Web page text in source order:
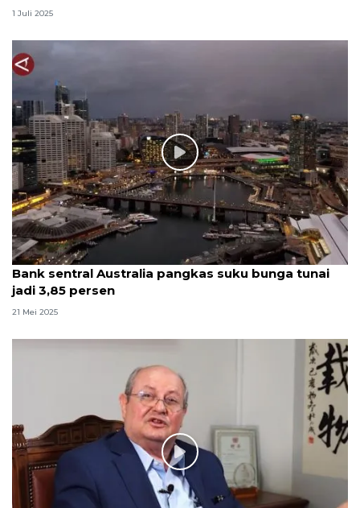
1 Juli 2025
Bank sentral Australia pangkas suku bunga tunai
jadi 3,85 persen
21 Mei 2025